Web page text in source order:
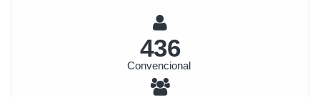
467
Convencional